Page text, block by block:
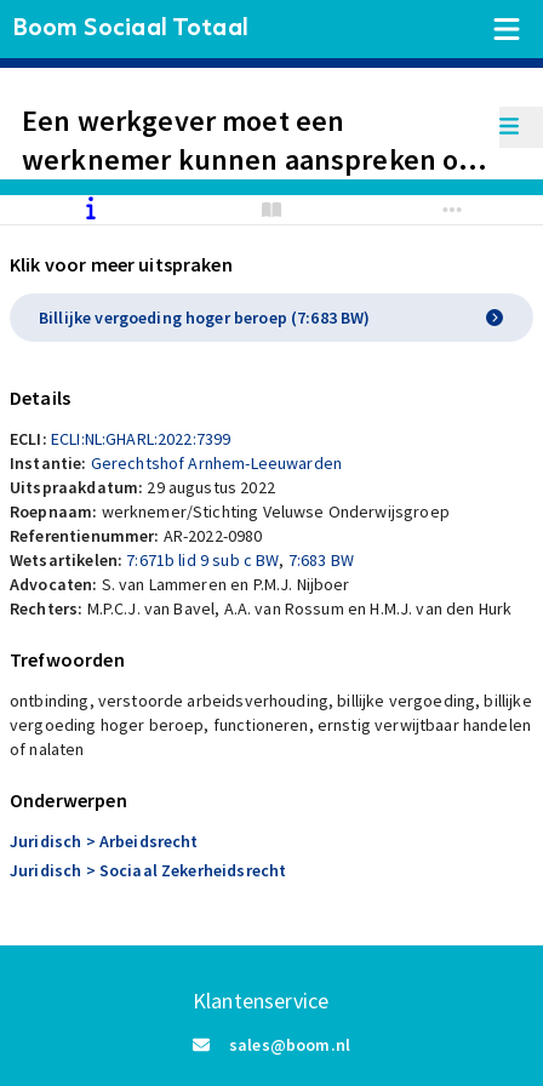
Boom Sociaal Totaal
Een werkgever moet een
werknemer kunnen aanspreken op
zijn functioneren, ook als een
werknemer persoonlijk een zware
tijd doormaakt, maar daarbij komt
het aan op ‘timing en toon’. In dit
geval is dat niet goed gedaan en
daarmee heeft werkgever ernstig
verwijtbaar gehandeld.
Klik voor meer uitspraken
Billijke vergoeding hoger beroep (7:683 BW)
Details
ECLI: ECLI:NL:GHARL:2022:7399
Instantie: Gerechtshof Arnhem-Leeuwarden
Uitspraakdatum: 29 augustus 2022
Roepnaam: werknemer/Stichting Veluwse Onderwijsgroep
Referentienummer: AR-2022-0980
Wetsartikelen: 7:671b lid 9 sub c BW, 7:683 BW
Advocaten: S. van Lammeren en P.M.J. Nijboer
Rechters: M.P.C.J. van Bavel, A.A. van Rossum en H.M.J. van den Hurk
Trefwoorden
ontbinding, verstoorde arbeidsverhouding, billijke vergoeding, billijke
vergoeding hoger beroep, functioneren, ernstig verwijtbaar handelen
of nalaten
Onderwerpen
Juridisch > Arbeidsrecht
Juridisch > Sociaal Zekerheidsrecht
Klantenservice
sales@boom.nl